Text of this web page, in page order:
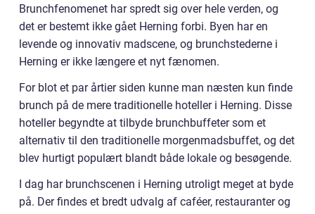
Brunchfenomenet har spredt sig over hele verden, og
det er bestemt ikke gået Herning forbi. Byen har en
levende og innovativ madscene, og brunchstederne i
Herning er ikke længere et nyt fænomen.
For blot et par årtier siden kunne man næsten kun finde
brunch på de mere traditionelle hoteller i Herning. Disse
hoteller begyndte at tilbyde brunchbuffeter som et
alternativ til den traditionelle morgenmadsbuffet, og det
blev hurtigt populært blandt både lokale og besøgende.
I dag har brunchscenen i Herning utroligt meget at byde
på. Der findes et bredt udvalg af caféer, restauranter og